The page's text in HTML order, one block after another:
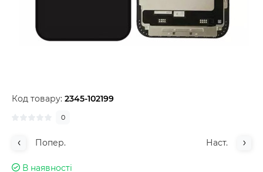
Код товару: 2345-102199
0
Попер. Наст.
В наявності